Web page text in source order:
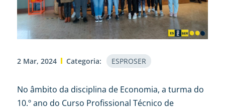
2 Mar, 2024 Categoria: ESPROSER
No âmbito da disciplina de Economia, a turma do
10.º ano do Curso Profissional Técnico de